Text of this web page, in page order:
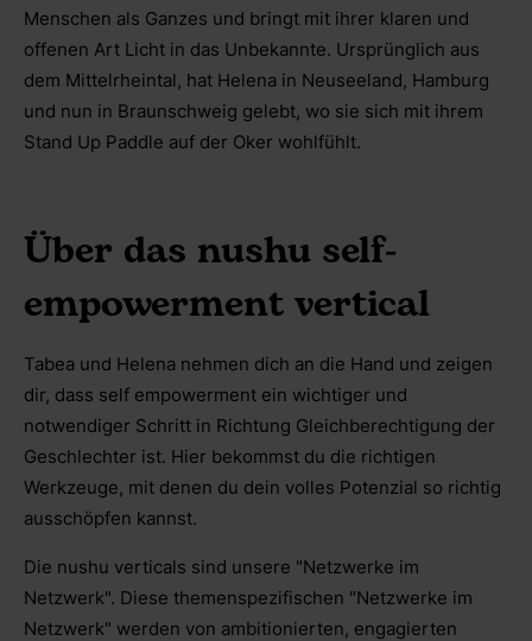
Menschen als Ganzes und bringt mit ihrer klaren und
offenen Art Licht in das Unbekannte. Ursprünglich aus
dem Mittelrheintal, hat Helena in Neuseeland, Hamburg
und nun in Braunschweig gelebt, wo sie sich mit ihrem
Stand Up Paddle auf der Oker wohlfühlt.
Über das nushu self-
empowerment vertical
Tabea und Helena nehmen dich an die Hand und zeigen
dir, dass self empowerment ein wichtiger und
notwendiger Schritt in Richtung Gleichberechtigung der
Geschlechter ist. Hier bekommst du die richtigen
Werkzeuge, mit denen du dein volles Potenzial so richtig
ausschöpfen kannst.
Die nushu verticals sind unsere "Netzwerke im
Netzwerk". Diese themenspezifischen "Netzwerke im
Netzwerk" werden von ambitionierten, engagierten